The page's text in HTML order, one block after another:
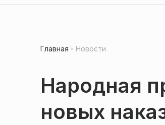
Главная Новости
Народная
новых